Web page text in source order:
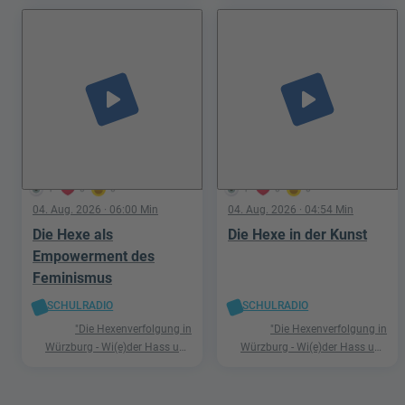
1 0 0
play_arrow
04. Aug. 2026 · 06:00 Min
Die Hexe als
Empowerment des
Feminismus
SCHULRADIO
"Die Hexenverfolgung in
Würzburg - Wi(e)der Hass und
1 0 0
play_arrow
04. Aug. 2026 · 04:54 Min
Die Hexe in der Kunst
SCHULRADIO
"Die Hexenverfolgung in
Würzburg - Wi(e)der Hass und